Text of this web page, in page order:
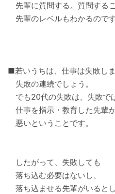
先輩に質問する。質問する
先輩のレベルもわかるのです
■若いうちは、仕事は失敗しま
失敗の連続でしょう。
でも20代の失敗は、失敗で
仕事を指示・教育した先輩
悪いということです。
したがって、失敗しても
落ち込む必要はないし、
落ち込ませる先輩がいるとし